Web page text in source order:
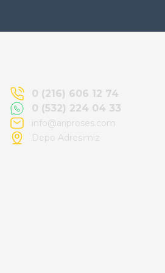
Paketleme özenliydi, alışveriş
Alışveriş süreci de hızlı ve
Havale ile odeme yaptim ve
0 (216) 606 12 74
0 (532) 224 04 33
info@ariproses.com
Depo Adresimiz